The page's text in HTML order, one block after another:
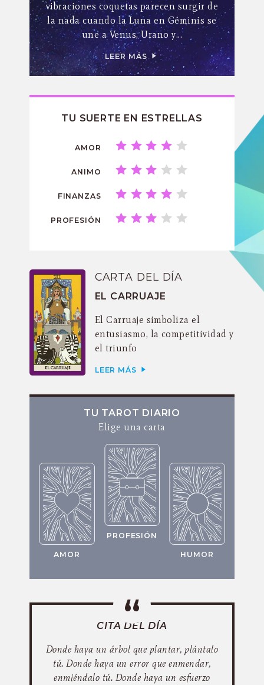
vibraciones coquetas parecen surgir de
la nada cuando la Luna en Géminis se
une a Venus, Urano y...
LEER MÁS
TU SUERTE EN ESTRELLAS
AMOR
ANIMO
FINANZAS
PROFESIÓN
CARTA DEL DÍA
EL CARRUAJE
El Carruaje simboliza el
entusiasmo, la competitividad y
el triunfo
LEER MÁS
TU TAROT DIARIO
Elige una carta
AMOR
PROFESIÓN
HUMOR
CITA DEL DÍA
Donde haya un árbol que plantar, plántalo
tú. Donde haya un error que enmendar,
enmiéndalo tú. Donde haya un esfuerzo